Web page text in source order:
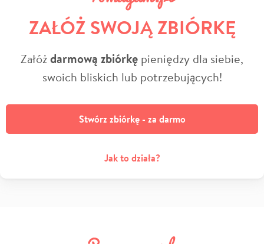
ZAŁÓŻ SWOJĄ ZBIÓRKĘ
Załóżdarmową zbiórkę pieniędzy dla siebie,
swoich bliskich lub potrzebujących!
Stwórz zbiórkę - za darmo
Jak to działa?